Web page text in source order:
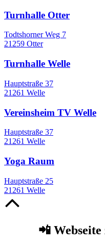
Turnhalle Otter
Todtshorner Weg 7
21259 Otter
Turnhalle Welle
Hauptstraße 37
21261 Welle
Vereinsheim TV Welle
Hauptstraße 37
21261 Welle
Yoga Raum
Hauptstraße 25
21261 Welle
Nach
oben
📲